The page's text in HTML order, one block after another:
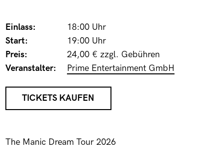
Einlass:
18:00 Uhr
Start:
19:00 Uhr
Preis:
24,00 € zzgl. Gebühren
Veranstalter:
Prime Entertainment GmbH
TICKETS KAUFEN
The Manic Dream Tour 2026